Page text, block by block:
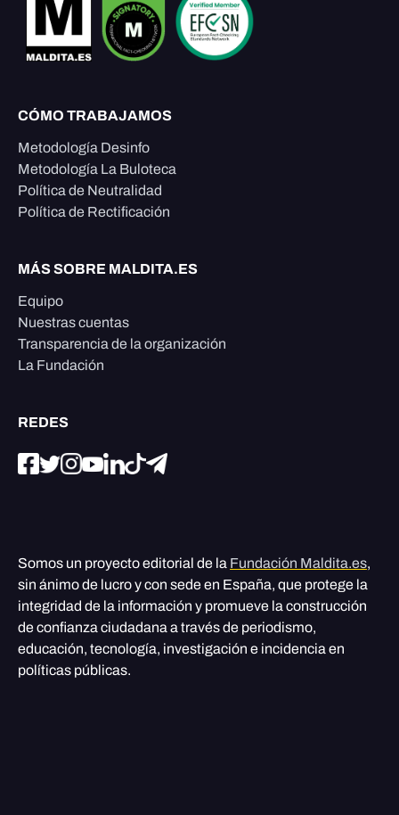
CÓMO TRABAJAMOS
Metodología Desinfo
Metodología La Buloteca
Política de Neutralidad
Política de Rectificación
MÁS SOBRE MALDITA.ES
Equipo
Nuestras cuentas
Transparencia de la organización
La Fundación
REDES
Somos un proyecto editorial de la Fundación Maldita.es,
sin ánimo de lucro y con sede en España, que protege la
integridad de la información y promueve la construcción
de confianza ciudadana a través de periodismo,
educación, tecnología, investigación e incidencia en
políticas públicas.